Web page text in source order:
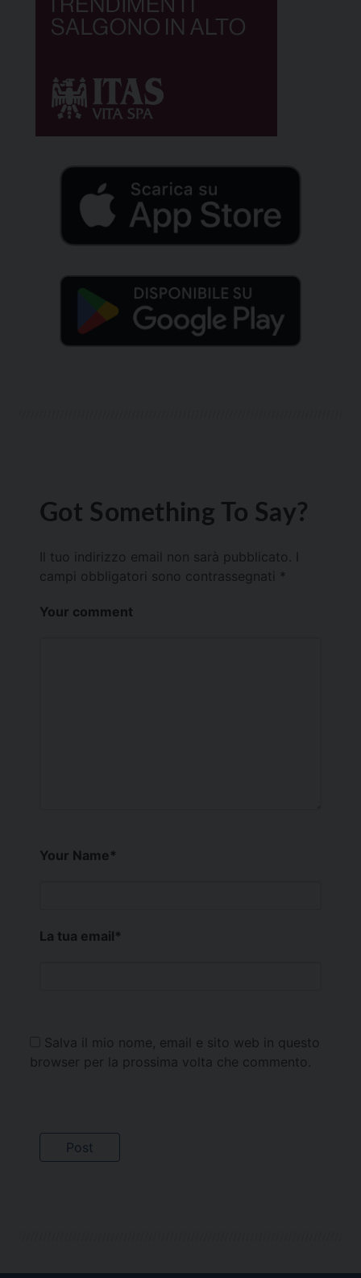
Got Something To Say?
Il tuo indirizzo email non sarà pubblicato.
campi obbligatori sono contrassegnati *
Your comment
Your Name*
La tua email*
Salva il mio nome, email e sito web in questo
browser per la prossima volta che commento.